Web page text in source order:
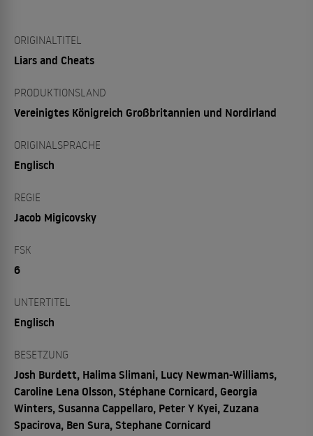
ORIGINALTITEL
Liars and Cheats
PRODUKTIONSLAND
Vereinigtes Königreich Großbritannien und Nordirland
ORIGINALSPRACHE
Englisch
REGIE
Jacob Migicovsky
FSK
6
UNTERTITEL
Englisch
BESETZUNG
Josh Burdett, Halima Slimani, Lucy Newman-Williams,
Caroline Lena Olsson, Stéphane Cornicard, Georgia
Winters, Susanna Cappellaro, Peter Y Kyei, Zuzana
Spacirova, Ben Sura, Stephane Cornicard